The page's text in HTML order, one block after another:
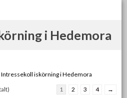
i Hedemora
Intressekoll iskörning i Hedemora
1 2 3 4 →